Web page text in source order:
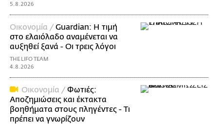
5.8.2026
Οικονομία /Guardian: Η τιμή
στο ελαιόλαδο αναμένεται να
αυξηθεί ξανά - Οι τρεις λόγοι
THE LIFO TEAM
4.8.2026
Οικονομία /Φωτιές:
Αποζημιώσεις και έκτακτα
βοηθήματα στους πληγέντες - Τι
πρέπει να γνωρίζουν